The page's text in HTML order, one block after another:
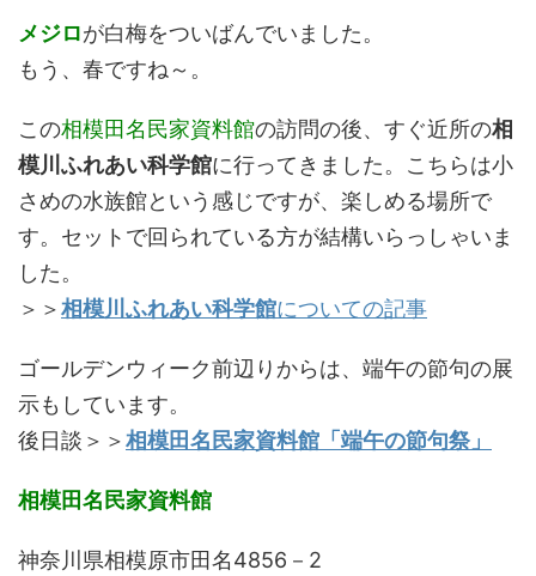
メジロが白梅をついばんでいました。
もう、春ですね～。
この相模田名民家資料館の訪問の後、すぐ近所の相
模川ふれあい科学館に行ってきました。こちらは小
さめの水族館という感じですが、楽しめる場所で
す。セットで回られている方が結構いらっしゃいま
した。
＞＞相模川ふれあい科学館についての記事
ゴールデンウィーク前辺りからは、端午の節句の展
示もしています。
後日談＞＞相模田名民家資料館「端午の節句祭」
相模田名民家資料館
神奈川県相模原市田名4856－2